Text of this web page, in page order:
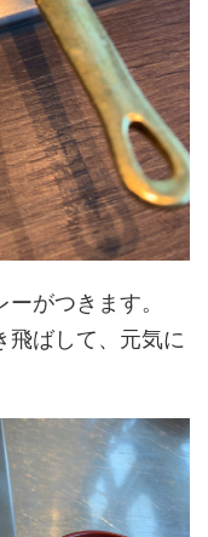
がつきます。
飛ばして、元気に